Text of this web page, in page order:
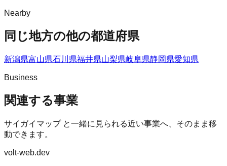
Nearby
同じ地方の他の都道府県
新潟県富山県石川県福井県山梨県岐阜県静岡県愛知県
Business
関連する事業
サイガイマップと一緒に見られる近い事業へ、そのまま移
動できます。
volt-web.dev